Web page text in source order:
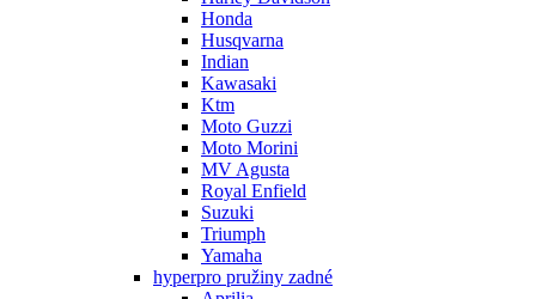
Honda
Husqvarna
Indian
Kawasaki
Ktm
Moto Guzzi
Moto Morini
MV Agusta
Royal Enfield
Suzuki
Triumph
Yamaha
hyperpro pružiny zadné